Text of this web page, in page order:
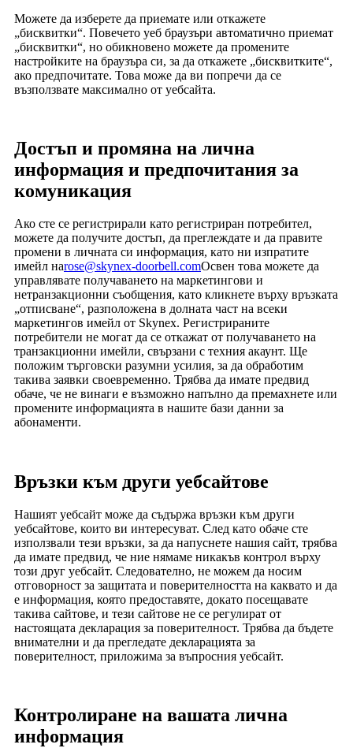
Можете да изберете да приемате или откажете
„бисквитки“. Повечето уеб браузъри автоматично приемат
„бисквитки“, но обикновено можете да промените
настройките на браузъра си, за да откажете „бисквитките“,
ако предпочитате. Това може да ви попречи да се
възползвате максимално от уебсайта.
Достъп и промяна на лична
информация и предпочитания за
комуникация
Ако сте се регистрирали като регистриран потребител,
можете да получите достъп, да преглеждате и да правите
промени в личната си информация, като ни изпратите
имейл наrose@skynex-doorbell.comОсвен това можете да
управлявате получаването на маркетингови и
нетранзакционни съобщения, като кликнете върху връзката
„отписване“, разположена в долната част на всеки
маркетингов имейл от Skynex. Регистрираните
потребители не могат да се откажат от получаването на
транзакционни имейли, свързани с техния акаунт. Ще
положим търговски разумни усилия, за да обработим
такива заявки своевременно. Трябва да имате предвид
обаче, че не винаги е възможно напълно да премахнете или
промените информацията в нашите бази данни за
абонаменти.
Връзки към други уебсайтове
Нашият уебсайт може да съдържа връзки към други
уебсайтове, които ви интересуват. След като обаче сте
използвали тези връзки, за да напуснете нашия сайт, трябва
да имате предвид, че ние нямаме никакъв контрол върху
този друг уебсайт. Следователно, не можем да носим
отговорност за защитата и поверителността на каквато и да
е информация, която предоставяте, докато посещавате
такива сайтове, и тези сайтове не се регулират от
настоящата декларация за поверителност. Трябва да бъдете
внимателни и да прегледате декларацията за
поверителност, приложима за въпросния уебсайт.
Контролиране на вашата лична
информация